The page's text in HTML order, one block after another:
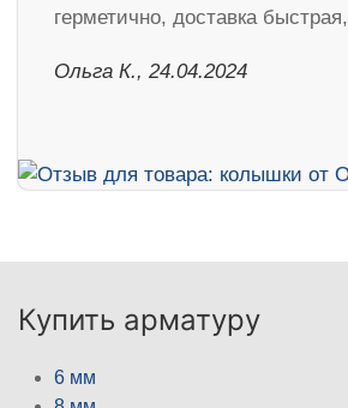
герметично, доставка
Ольга К., 24.04.2024
Купить арматуру
6 мм